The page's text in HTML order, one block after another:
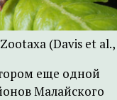
(Davis et al.,
еще одной
Малайского